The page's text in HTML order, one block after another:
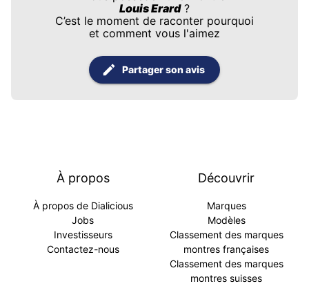
Louis Erard?
C’est le moment de raconter pourquoi
et comment vous l'aimez
Partager son avis
À propos
À propos de Dialicious
Jobs
Investisseurs
Contactez-nous
Découvrir
Marques
Modèles
Classement des marques
montres françaises
Classement des marques
montres suisses